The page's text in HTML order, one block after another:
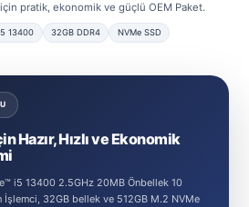
pratik, ekonomik ve güçlü OEM Paket.
13400 32GB DDR4
NVMe SSD
Hazır, Hızlı ve Ekonomik
i5 13400 2.5GHz 20MB Önbellek 10
32GB bellek ve 512GB M.2 NVMe